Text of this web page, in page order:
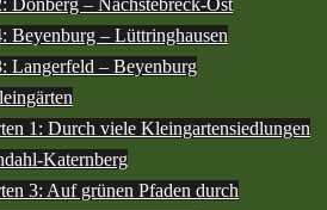
Dönberg – Nächstebreck-Ost
Beyenburg – Lüttringhausen
Langerfeld – Beyenburg
1: Durch viele Kleingartensiedlungen
Katernberg
3: Auf grünen Pfaden durch